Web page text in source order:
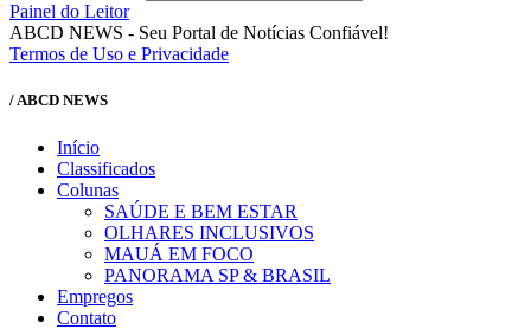
Painel do Leitor
ABCD NEWS - Seu Portal de Notícias Confiável!
Termos de Uso e Privacidade
/ ABCD NEWS
Início
Classificados
Colunas
SAÚDE E BEM ESTAR
OLHARES INCLUSIVOS
MAUÁ EM FOCO
PANORAMA SP & BRASIL
Empregos
Contato